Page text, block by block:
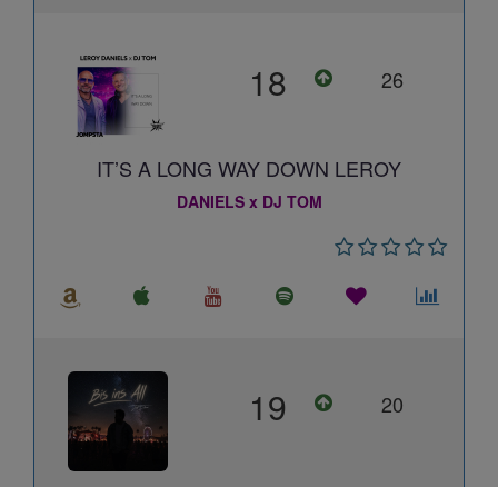
18 26
IT’S A LONG WAY DOWN LEROY
DANIELS x DJ TOM
19 20